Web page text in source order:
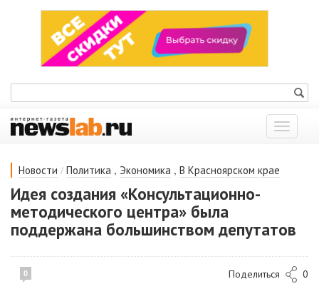
Показать
меню
Новости / Политика , Экономика , В Красноярском крае
Идея создания «Консультационно-
методического центра» была
поддержана большинством депутатов
0 Поделиться 0